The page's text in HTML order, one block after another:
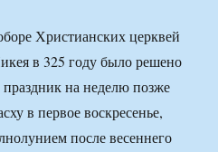
Христианских церквей
в 325 году было решено
на неделю позже
в первое воскресенье,
после весеннего